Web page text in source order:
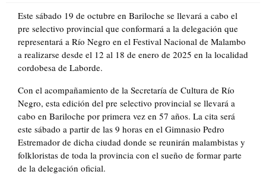
Este sábado 19 de octubre en Bariloche se llevará a cabo el
pre selectivo provincial que conformará a la delegación que
representará a Río Negro en el Festival Nacional de Malambo
a realizarse desde el 12 al 18 de enero de 2025 en la localidad
cordobesa de Laborde.
Con el acompañamiento de la Secretaría de Cultura de Río
Negro, esta edición del pre selectivo provincial se llevará a
cabo en Bariloche por primera vez en 57 años. La cita será
este sábado a partir de las 9 horas en el Gimnasio Pedro
Estremador de dicha ciudad donde se reunirán malambistas y
folkloristas de toda la provincia con el sueño de formar parte
de la delegación oficial.